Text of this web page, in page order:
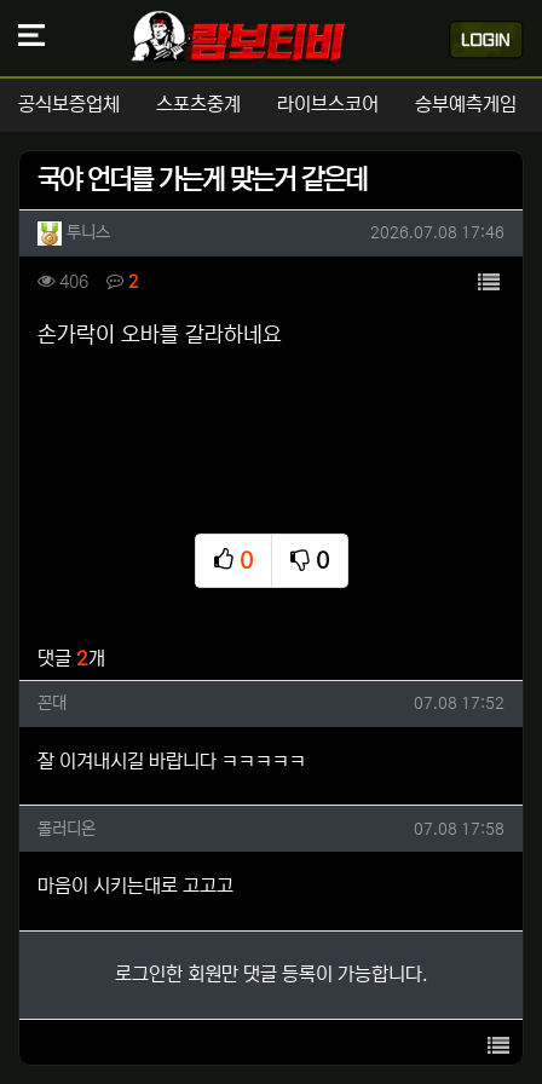
공식보증업체 스포츠중계 라이브스코어 승부예측게임
국야 언더를 가는게 맞는거 같은데
작성자 정보
투니스 작성일
2026.07.08 17:46
컨텐츠 정보
406조회 2댓글 목록
본문
손가락이 오바를 갈라하네요
0
추천
0
비추천
댓글 2개
꼰대님의 댓글
꼰대 작성일
07.08 17:52
잘 이겨내시길 바랍니다 ㅋㅋㅋㅋㅋ
몰러디온님의 댓글
몰러디온 작성일
07.08 17:58
마음이 시키는대로 고고고
로그인한 회원만 댓글 등록이 가능합니다.
목록